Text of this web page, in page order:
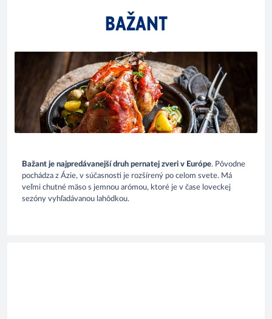
BAŽANT
Bažant je najpredávanejší druh pernatej zveri v Európe. Pôvodne
pochádza z Ázie, v súčasnosti je rozšírený po celom svete. Má
veľmi chutné mäso s jemnou arómou, ktoré je v čase loveckej
sezóny vyhľadávanou lahôdkou.